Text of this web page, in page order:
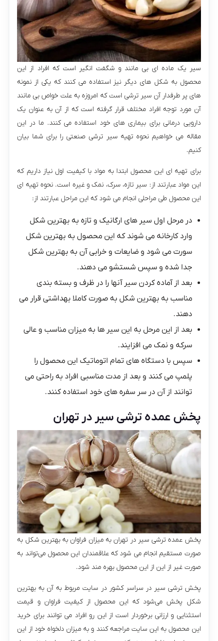
سیر یک ماده ای بی مانند و شگفت انگیر است که افراد از این
محصول به شکل های دیگر نیز استفاده می کنند که یکی از نمونه
های پر طرفدار آن سیر ترشی است که امروزه به علت خواص بی مانند
آن مورد توجه افراد مختلف قرار گرفته است که از آن به عنوان یک
دارویی درمانی برای بیماری های خود استفاده می کنند. ما در این
مقاله می خواهیم نحوه تهیه سیر ترشی صنعتی را برای شما بیان
کنیم.
برای تهیه ای این محصول ابتدا به مواد با کیفیت اول نیاز داریم که
این مواد عبارتند از: سیر تازه، سرک، نمک و غیره است. نحوه تهیه ای
این محصول طی مراحلی انجام می شود که این مراحل عبارتند از:
در مرحل اول سیر های ارگانیک و تازه به بهترین شکل
وارد کارخانه می شوند که این محصول به بهترین شکل
سورت می شود و ضایعات و خرابی آن به بهترین شکل
جدا شده و سپس شستشو می دهند.
بعد از آماده کردن سیر آنها را در ظرف و بسته بندی
مناسب به بهترین شکل به صورت کاملا بهداشتی قرار می
دهند.
بعد از این مرحل به این سیر ها به میزان مناسب و عالی
سرکه و نمک می افزایند.
سپس با دستگاه های تمام اتوماتیک این محصول را
پلمپ می کنند و بعد از مدت مناسبی افراد به راحتی می
توانند از آن در سر سفره های خود استفاده کنند.
پخش عمده ترشی سیر در تهران
پخش عمده ترشی سیر در تهران به میزان فراوان به بهترین شکل به
صورت مستقیم انجام می شود که علاقمندان این محصول می‌تواند به
صورت غیر از این از این محصول بهره مند شود.
پخش ترشی سیر در سراسر کشور در سایت مربوط به آن به بهترین
شکل پخش می‌شود که این محصول از کیفیت فراوان و قیمت
استثنایی و ارزانی برخوردار است از این رو افراد می توانند برای خرید
این محصول به این سایت مراجعه کنند و به میزان دلخواه خود از این